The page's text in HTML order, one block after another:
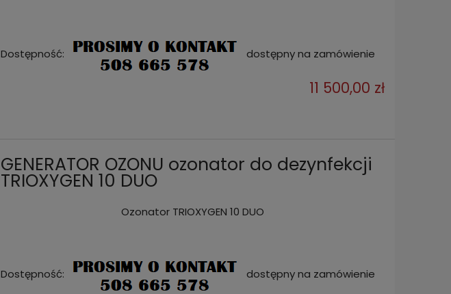
Dostępność: dostępny na zamówienie
11 500,00 zł
GENERATOR OZONU ozonator do dezynfekcji
TRIOXYGEN 10 DUO
Ozonator TRIOXYGEN 10 DUO
Dostępność: dostępny na zamówienie